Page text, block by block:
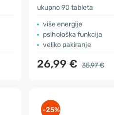
ukupno 90 tableta
više energije
psihološka funkcija
veliko pakiranje
26,99 € 35,97 €
-25%